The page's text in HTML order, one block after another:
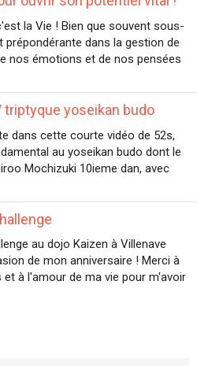
la Vie ! Bien que souvent sous-
prépondérante dans la gestion de
nos émotions et de nos pensées
triptyque yoseikan budo
dans cette courte vidéo de 52s,
au yoseikan budo dont le
Mochizuki 10ieme dan, avec
au dojo Kaizen à Villenave
de mon anniversaire ! Merci à
à l'amour de ma vie pour m'avoir